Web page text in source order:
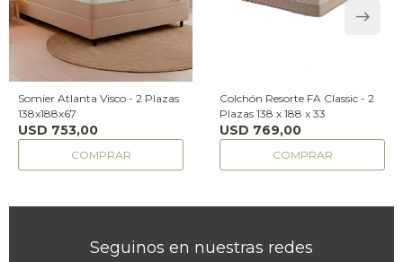
Somier Atlanta Visco - 2 Plazas
138x188x67
USD 753,00
Colchón Resorte FA Classic - 2
Plazas 138 x 188 x 33
USD 769,00
Seguinos en nuestras redes